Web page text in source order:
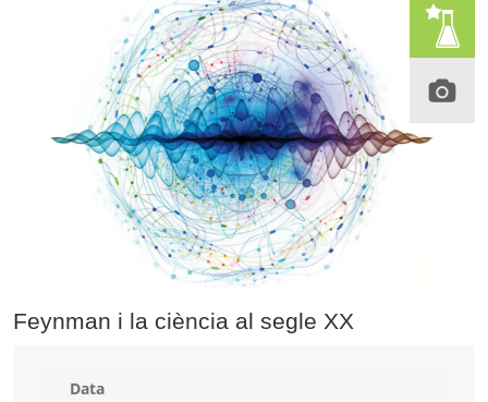
Feynman i la ciència al segle XX
Data